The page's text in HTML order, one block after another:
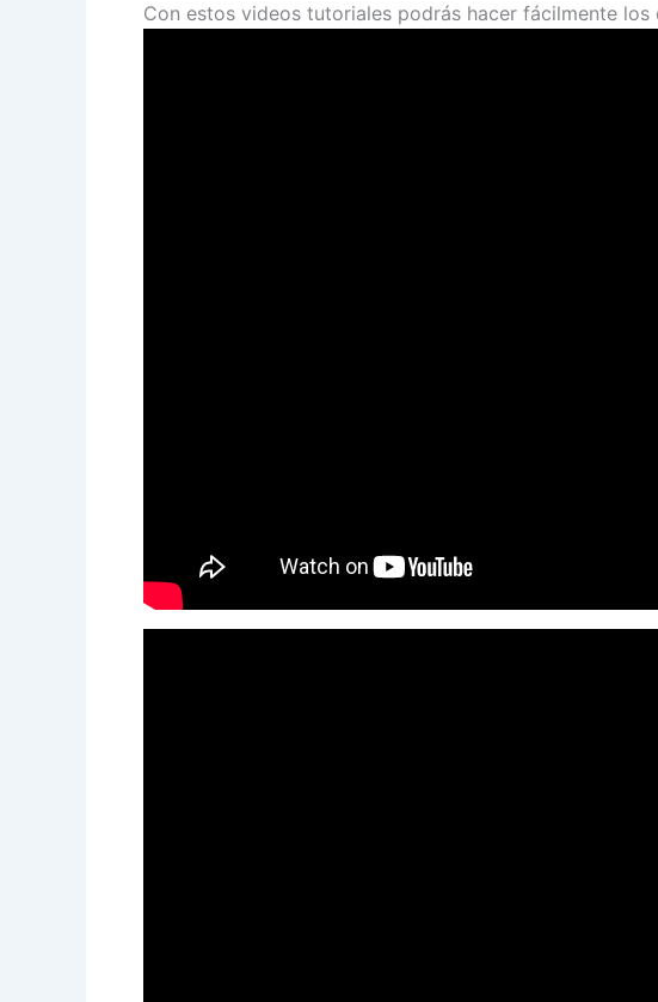
Con estos videos tutoriales podrás hacer fácilmente